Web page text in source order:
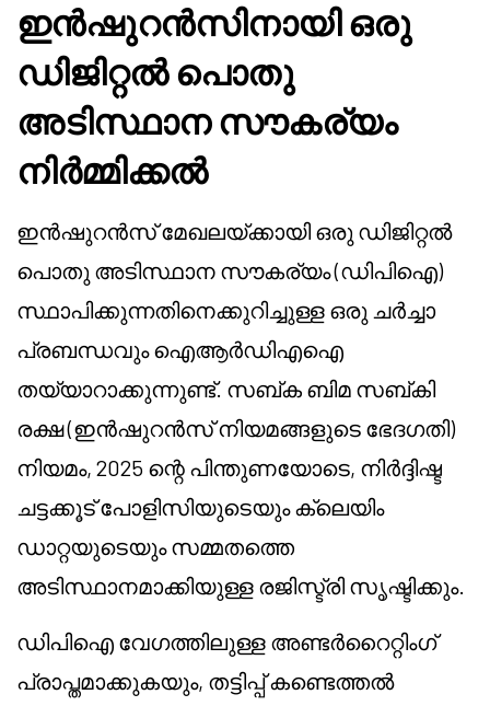
ഇൻഷുറൻസിനായി ഒരു
ഡിജിറ്റൽ പൊതു
അടിസ്ഥാന സൗകര്യം
നിർമ്മിക്കൽ
ഇൻഷുറൻസ് മേഖലയ്ക്കായി ഒരു ഡിജിറ്റൽ
പൊതു അടിസ്ഥാന സൗകര്യം (ഡിപിഐ)
സ്ഥാപിക്കുന്നതിനെക്കുറിച്ചുള്ള ഒരു ചർച്ചാ
പ്രബന്ധവും ഐആർഡിഎഐ
തയ്യാറാക്കുന്നുണ്ട്. സബ്ക ബിമ സബ്കി
രക്ഷ (ഇൻഷുറൻസ് നിയമങ്ങളുടെ ഭേദഗതി)
നിയമം, 2025 ന്റെ പിന്തുണയോടെ, നിർദ്ദിഷ്ട
ചട്ടക്കൂട് പോളിസിയുടെയും ക്ലെയിം
ഡാറ്റയുടെയും സമ്മതത്തെ
അടിസ്ഥാനമാക്കിയുള്ള രജിസ്ട്രി സൃഷ്ടിക്കും.
ഡിപിഐ വേഗത്തിലുള്ള അണ്ടർറൈറ്റിംഗ്
പ്രാപ്തമാക്കുകയും, തട്ടിപ്പ് കണ്ടെത്തൽ